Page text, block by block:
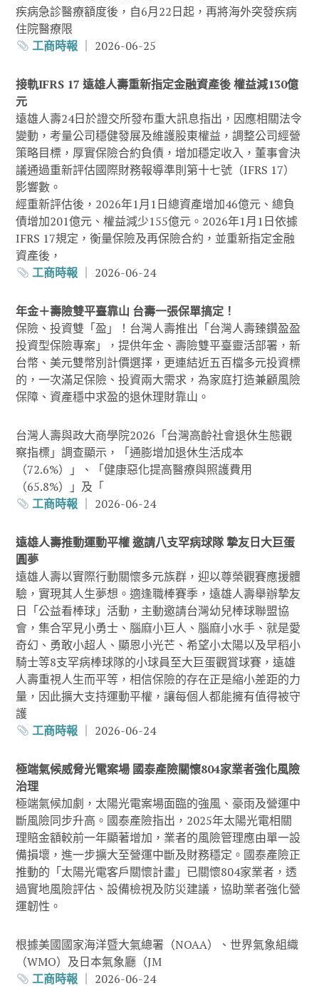
疾病急診醫療額度後，自6月22日起，再將海外突發疾病
住院醫療限
工商時報｜ 2026-06-25
接軌IFRS 17 遠雄人壽重新指定金融資產後 權益減130億
元
遠雄人壽24日於證交所發布重大訊息指出，因應相關法令
變動，考量公司穩健發展及維護股東權益，調整公司經營
策略目標，厚實保險合約負債，增加穩定收入，董事會決
議通過重新評估國際財務報導準則第十七號（IFRS 17）
影響數。
經重新評估後，2026年1月1日總資產增加46億元、總負
債增加201億元、權益減少155億元。2026年1月1日依據
IFRS 17規定，衡量保險及再保險合約，並重新指定金融
資產後，
工商時報｜ 2026-06-24
年金＋壽險雙平臺靠山 台壽一張保單搞定！
保險、投資雙「盈」！台灣人壽推出「台灣人壽臻鑽盈盈
投資型保險專案」，提供年金、壽險雙平臺靈活部署，新
台幣、美元雙幣別計價選擇，更連結近五百檔多元投資標
的，一次滿足保險、投資兩大需求，為家庭打造兼顧風險
保障、資產穩中求盈的退休理財靠山。
台灣人壽與政大商學院2026「台灣高齡社會退休生態觀
察指標」調查顯示，「通膨增加退休生活成本
（72.6%）」、「健康惡化提高醫療與照護費用
（65.8%）」及「
工商時報｜ 2026-06-24
遠雄人壽推動運動平權 邀請八支罕病球隊 摯友日大巨蛋
圓夢
遠雄人壽以實際行動關懷多元族群，迎以尊榮觀賽應援體
驗，實現其人生夢想。適逢職棒賽季，遠雄人壽舉辦摯友
日「公益看棒球」活動，主動邀請台灣幼兒棒球聯盟協
會，集合罕見小勇士、腦麻小巨人、腦麻小水手、就是愛
奇幻、勇敢小超人、顯恩小光芒、希望小太陽以及早稻小
騎士等8支罕病棒球隊的小球員至大巨蛋觀賞球賽，遠雄
人壽重視人生而平等，相信保險的存在正是縮小差距的力
量，因此擴大支持運動平權，讓每個人都能擁有值得被守
護
工商時報｜ 2026-06-24
極端氣候威脅光電案場 國泰產險關懷804家業者強化風險
治理
極端氣候加劇，太陽光電案場面臨的強風、豪雨及營運中
斷風險同步升高。國泰產險指出，2025年太陽光電相關
理賠金額較前一年顯著增加，業者的風險管理應由單一設
備損壞，進一步擴大至營運中斷及財務穩定。國泰產險正
推動的「太陽光電客戶關懷計畫」已關懷804家業者，透
過實地風險評估、設備檢視及防災建議，協助業者強化營
運韌性。
根據美國國家海洋暨大氣總署（NOAA）、世界氣象組織
（WMO）及日本氣象廳（JM
工商時報｜ 2026-06-24